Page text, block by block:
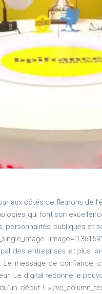
aux côtés de fleurons
qui font son
publiques
des entreprises et plus
message de
Le digital redonne le
! »[/